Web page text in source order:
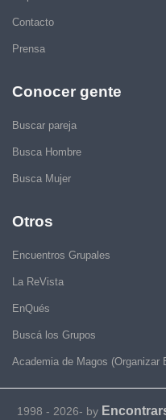
Contacto
Prensa
Conocer gente
Buscar pareja
Busca Hombre
Busca Mujer
Otros
Encuentros Grupales
La ReVista
EnQués
Buscá los Grupos
Academia de Magos (Organizar
1998 - 2026- by